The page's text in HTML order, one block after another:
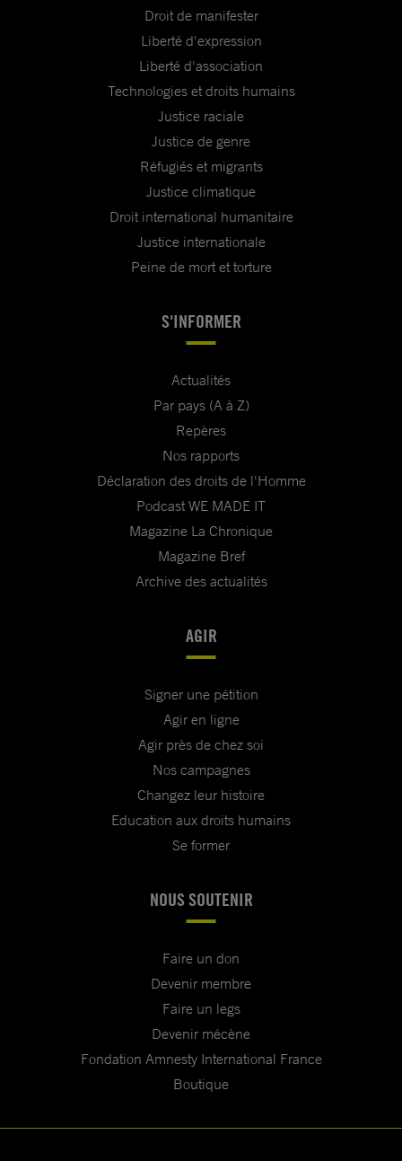
Droit de manifester
Liberté d'expression
Liberté d'association
Technologies et droits humains
Justice raciale
Justice de genre
Réfugiés et migrants
Justice climatique
Droit international humanitaire
Justice internationale
Peine de mort et torture
S'INFORMER
Actualités
Par pays (A à Z)
Repères
Nos rapports
Déclaration des droits de l'Homme
Podcast WE MADE IT
Magazine La Chronique
Magazine Bref
Archive des actualités
AGIR
Signer une pétition
Agir en ligne
Agir près de chez soi
Nos campagnes
Changez leur histoire
Education aux droits humains
Se former
NOUS SOUTENIR
Faire un don
Devenir membre
Faire un legs
Devenir mécène
Fondation Amnesty International France
Boutique